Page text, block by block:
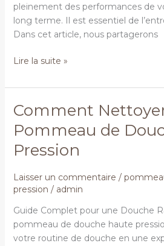
pleinement des performances de
long terme. Il est essentiel de
Dans cet article, nous partagerons
Lire la suite »
Comment
Pommeau de
Pression
Laisser un commentaire /
pression / admin
Guide Complet pour une Douche
pommeau de douche haute
votre routine de douche en une
Comment
un
Pommeau
Douche
Haute